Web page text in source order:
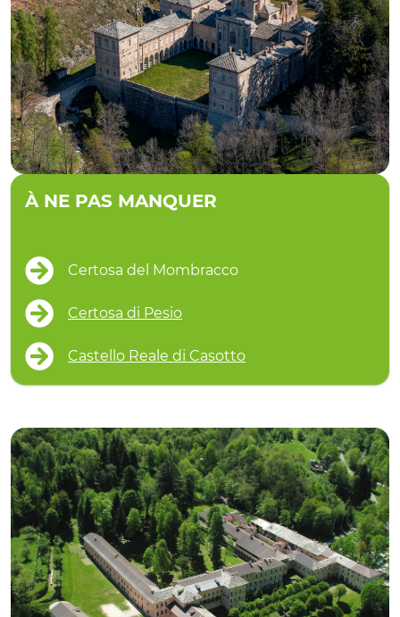
À NE PAS MANQUER
Certosa del Mombracco
Certosa di Pesio
Castello Reale di Casotto